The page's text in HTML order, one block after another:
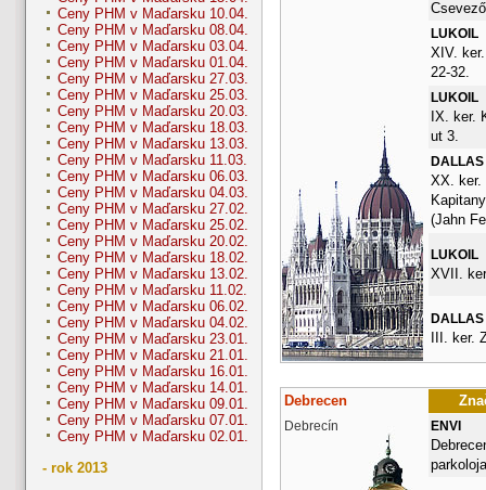
Ceny PHM v Maďarsku 10.04.
Ceny PHM v Maďarsku 08.04.
Ceny PHM v Maďarsku 03.04.
Ceny PHM v Maďarsku 01.04.
Ceny PHM v Maďarsku 27.03.
Ceny PHM v Maďarsku 25.03.
Ceny PHM v Maďarsku 20.03.
Ceny PHM v Maďarsku 18.03.
Ceny PHM v Maďarsku 13.03.
Ceny PHM v Maďarsku 11.03.
Ceny PHM v Maďarsku 06.03.
Ceny PHM v Maďarsku 04.03.
Ceny PHM v Maďarsku 27.02.
Ceny PHM v Maďarsku 25.02.
Ceny PHM v Maďarsku 20.02.
Ceny PHM v Maďarsku 18.02.
Ceny PHM v Maďarsku 13.02.
Ceny PHM v Maďarsku 11.02.
Ceny PHM v Maďarsku 06.02.
Ceny PHM v Maďarsku 04.02.
Ceny PHM v Maďarsku 23.01.
Ceny PHM v Maďarsku 21.01.
Ceny PHM v Maďarsku 16.01.
Ceny PHM v Maďarsku 14.01.
Ceny PHM v Maďarsku 09.01.
Ceny PHM v Maďarsku 07.01.
Ceny PHM v Maďarsku 02.01.
- rok 2013
LUKOIL
XIV.
22-32.
LUKOIL
IX. ker.
ut 3.
DALLAS
XX. ker.
(Jahn
LUKOIL
XVII.
DALLAS
III. ker.
Debrecen
Debrecín ENVI